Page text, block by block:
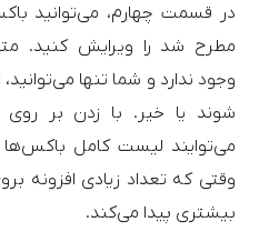
در قسمت چهارم، می‌توانید
مطرح شد را ویرایش کنید.
وجود ندارد و شما تنها
شوند یا خیر. با زدن بر
می‌توایند لیست کامل باکس‌ها
وقتی که تعداد زیادی افزونه
بیشتری پیدا می‌کند.